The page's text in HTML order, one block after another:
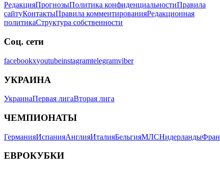
РедакцияПрогнозыПолитика конфиденциальностиПравила
сайтуКонтактыПравила комментированияРедакционная
политикаСтруктура собственности
Соц. сети
facebookxyoutubeinstagramtelegramviber
УКРАИНА
УкраинаПервая лигаВторая лига
ЧЕМПИОНАТЫ
ГерманияИспанияАнглияИталияБельгияМЛСНидерланды
ЕВРОКУБКИ